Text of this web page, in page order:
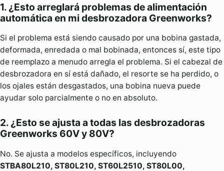
1. ¿Esto arreglará problemas de alimentación
automática en mi desbrozadora Greenworks?
Si el problema está siendo causado por una bobina gastada,
deformada, enredada o mal bobinada, entonces sí, este tipo
de reemplazo a menudo arregla el problema. Si el cabezal de
desbrozadora en sí está dañado, el resorte se ha perdido, o
los ojales están desgastados, una bobina nueva puede
ayudar solo parcialmente o no en absoluto.
2. ¿Esto se ajusta a todas las desbrozadoras
Greenworks 60V y 80V?
No. Se ajusta a modelos específicos, incluyendo
STBA80L210, ST80L210, ST60L2510, ST80L00,